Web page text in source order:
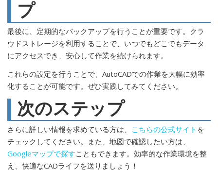
プ
最後に、定期的なバックアップを行うことが重要です。クラ
ウドストレージを利用することで、いつでもどこでもデータ
にアクセスでき、安心して作業を続けられます。
これらの設定を行うことで、AutoCADでの作業を大幅に効率
化することが可能です。ぜひ実践してみてください。
次のステップ
さらに詳しい情報を求めている方は、 こちらの公式サイト を
チェックしてください。また、地図で確認したい方は、
Googleマップで探すこともできます。効率的な作業環境を整
え、快適なCADライフを送りましょう！